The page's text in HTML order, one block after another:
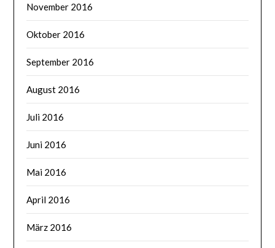
November 2016
Oktober 2016
September 2016
August 2016
Juli 2016
Juni 2016
Mai 2016
April 2016
März 2016